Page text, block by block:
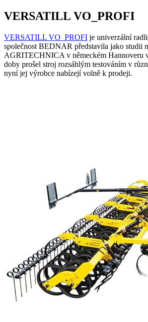
VERSATILL VO_PROFI
VERSATILL VO_PROFI je univerzální
společnost BEDNAR představila jako studii
AGRITECHNICA v německém Hannoveru
doby prošel stroj rozsáhlým testováním v
nyní jej výrobce nabízejí volně k prodeji.